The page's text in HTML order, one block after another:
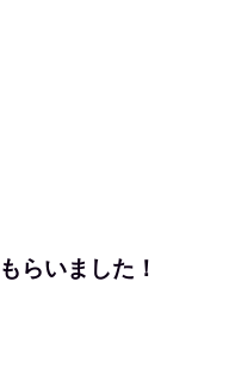
らいました！